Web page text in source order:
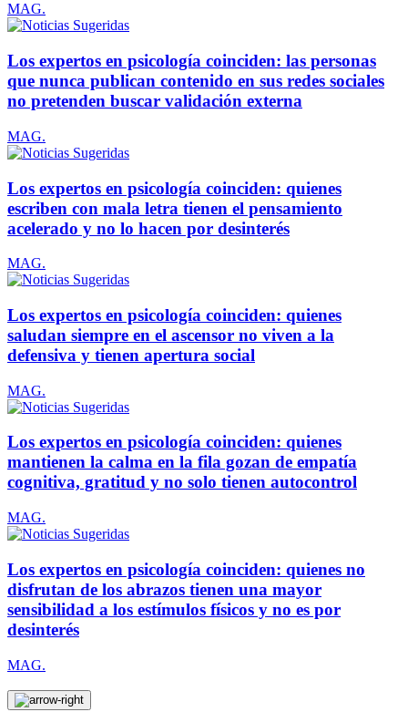
MAG.
Los expertos en psicología coinciden: las personas
que nunca publican contenido en sus redes sociales
no pretenden buscar validación externa
MAG.
Los expertos en psicología coinciden: quienes
escriben con mala letra tienen el pensamiento
acelerado y no lo hacen por desinterés
MAG.
Los expertos en psicología coinciden: quienes
saludan siempre en el ascensor no viven a la
defensiva y tienen apertura social
MAG.
Los expertos en psicología coinciden: quienes
mantienen la calma en la fila gozan de empatía
cognitiva, gratitud y no solo tienen autocontrol
MAG.
Los expertos en psicología coinciden: quienes no
disfrutan de los abrazos tienen una mayor
sensibilidad a los estímulos físicos y no es por
desinterés
MAG.